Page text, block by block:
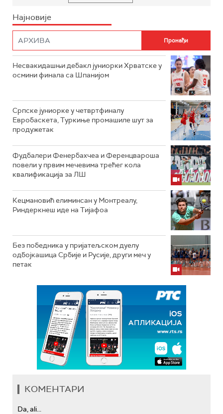
Најновије
Несвакидашњи дебакл јуниорки Хрватске у
осмини финала са Шпанијом
Српске јуниорке у четвртфиналу
Евробаскета, Туркиње промашиле шут за
продужетак
Фудбалери Фенербахчеа и Ференцвароша
повели у првим мечевима трећег кола
квалификација за ЛШ
Кецмановић елиминсан у Монтреалу,
Риндеркнеш иде на Тијафоа
Без победника у пријатељском дуелу
одбојкашица Србије и Русије, други меч у
петак
КОМЕНТАРИ
Da, ali...